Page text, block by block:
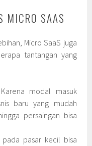
MICRO SAAS
Micro SaaS juga
tantangan yang
modal masuk
baru yang mudah
persaingan bisa
pada pasar kecil bisa